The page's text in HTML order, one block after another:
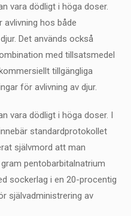
vara dödligt i höga doser.
avlivning hos både
Det används också
med tillsatsmedel
tillgängliga
för avlivning av djur.
vara dödligt i höga doser. I
standardprotokollet
självmord att man
pentobarbitalnatrium
sockerlag i en 20-procentig
självadministrering av